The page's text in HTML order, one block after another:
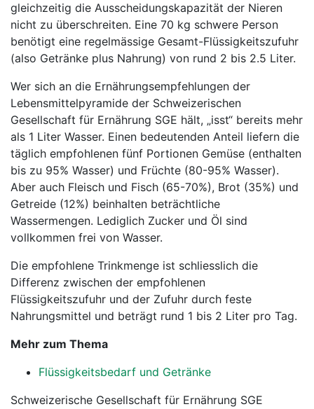
gleichzeitig die Ausscheidungskapazität der Nieren
nicht zu überschreiten. Eine 70 kg schwere Person
benötigt eine regelmässige Gesamt-Flüssigkeitszufuhr
(also Getränke plus Nahrung) von rund 2 bis 2.5 Liter.
Wer sich an die Ernährungsempfehlungen der
Lebensmittelpyramide der Schweizerischen
Gesellschaft für Ernährung SGE hält, „isst“ bereits mehr
als 1 Liter Wasser. Einen bedeutenden Anteil liefern die
täglich empfohlenen fünf Portionen Gemüse (enthalten
bis zu 95% Wasser) und Früchte (80-95% Wasser).
Aber auch Fleisch und Fisch (65-70%), Brot (35%) und
Getreide (12%) beinhalten beträchtliche
Wassermengen. Lediglich Zucker und Öl sind
vollkommen frei von Wasser.
Die empfohlene Trinkmenge ist schliesslich die
Differenz zwischen der empfohlenen
Flüssigkeitszufuhr und der Zufuhr durch feste
Nahrungsmittel und beträgt rund 1 bis 2 Liter pro Tag.
Mehr zum Thema
Flüssigkeitsbedarf und Getränke
Schweizerische Gesellschaft für Ernährung SGE